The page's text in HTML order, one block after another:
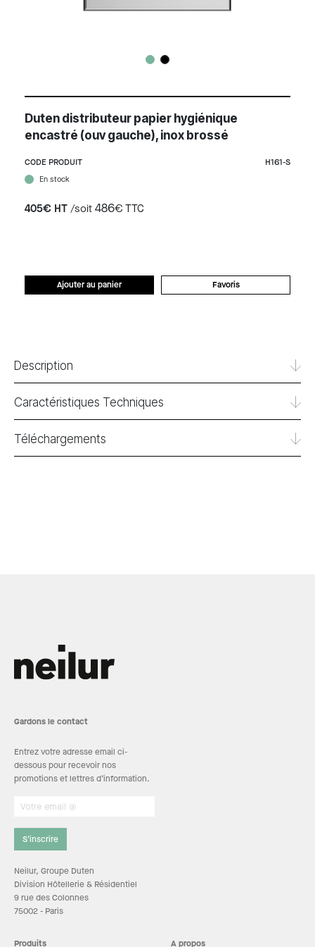
Duten distributeur papier hygiénique
encastré (ouv gauche), inox brossé
CODE PRODUIT H161-S
En stock
405€ HT /soit 486€ TTC
Favoris
Ajouter au panier
Description
Caractéristiques Techniques
Téléchargements
Gardons le contact
Entrez votre adresse email ci-
dessous pour recevoir nos
promotions et lettres d’information.
S’inscrire
Neilur, Groupe Duten
Division Hôtellerie & Résidentiel
9 rue des Colonnes
75002 - Paris
Produits A propos